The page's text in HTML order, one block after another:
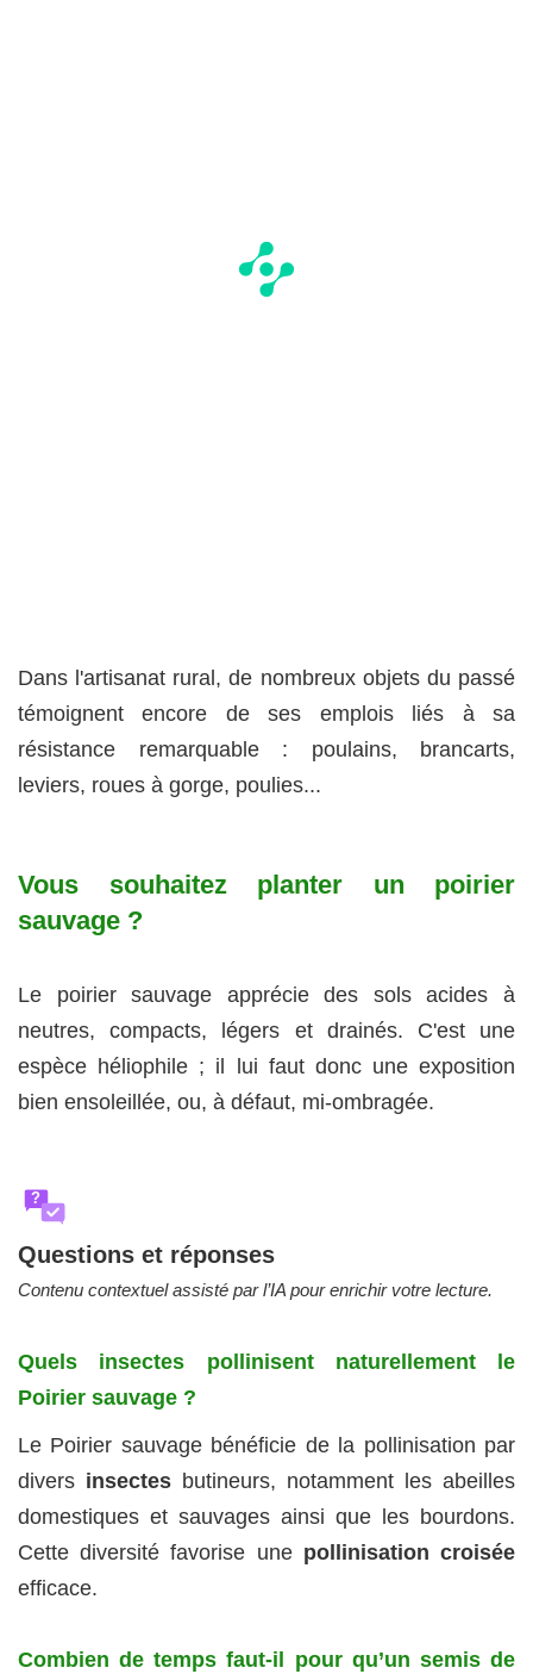
Dans l'artisanat rural, de nombreux objets du passé
témoignent encore de ses emplois liés à sa
résistance remarquable : poulains, brancarts,
leviers, roues à gorge, poulies...
Vous souhaitez planter un poirier
sauvage ?
Le poirier sauvage apprécie des sols acides à
neutres, compacts, légers et drainés. C'est une
espèce héliophile ; il lui faut donc une exposition
bien ensoleillée, ou, à défaut, mi-ombragée.
?
Questions et réponses
Contenu contextuel assisté par l’IA pour enrichir votre lecture.
Quels insectes pollinisent naturellement le
Poirier sauvage ?
Le Poirier sauvage bénéficie de la pollinisation par
divers insectes butineurs, notamment les abeilles
domestiques et sauvages ainsi que les bourdons.
Cette diversité favorise une pollinisation croisée
efficace.
Combien de temps faut-il pour qu’un semis de